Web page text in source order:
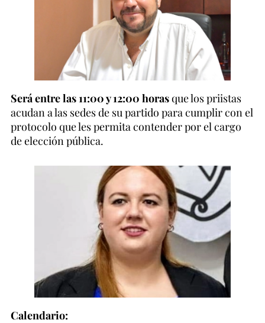
Será entre las 11:00 y 12:00 horasque los priistas
acudan a las sedes de su partido para cumplir con el
protocolo que les permita contender por el cargo
de elección pública.
Calendario: